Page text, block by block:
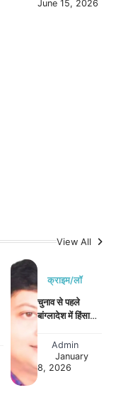
June 15, 2026
View All
क्राइम/लॉ
चुनाव से पहले
बांग्लादेश में हिंसा
नेता की गोली
मारकर हत्या
Admin
January
8, 2026